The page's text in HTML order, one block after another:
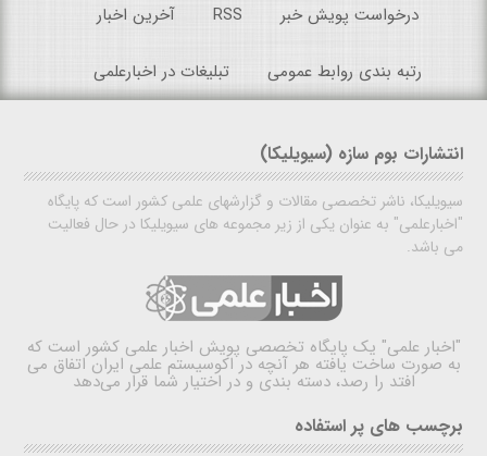
درخواست پویش خبر RSS آخرین اخبار
رتبه بندی روابط عمومی تبلیغات در اخبارعلمی
انتشارات بوم سازه (سیویلیکا)
سیویلیکا، ناشر تخصصی مقالات و گزارشهای علمی کشور است که پایگاه
"اخبارعلمی" به عنوان یکی از زیر مجموعه های سیویلیکا در حال فعالیت
می باشد.
"اخبار علمی" یک پایگاه تخصصی پویش اخبار علمی کشور است که
به صورت ساخت یافته هر آنچه در اکوسیستم علمی ایران اتفاق می
افتد را رصد، دسته بندی و در اختیار شما قرار می‌دهد
برچسب های پر استفاده